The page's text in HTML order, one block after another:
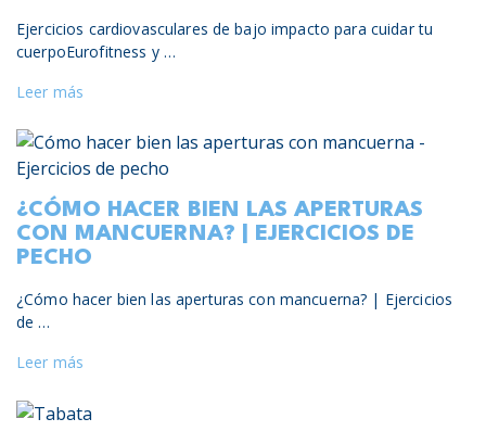
Ejercicios cardiovasculares de bajo impacto para cuidar tu
cuerpoEurofitness y …
Leer más
¿CÓMO HACER BIEN LAS APERTURAS
CON MANCUERNA? | EJERCICIOS DE
PECHO
¿Cómo hacer bien las aperturas con mancuerna? | Ejercicios
de …
Leer más